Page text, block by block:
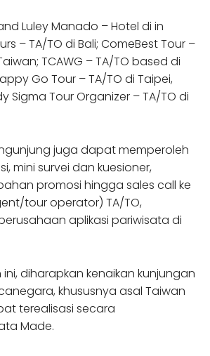
Luley Manado – Hotel di in
– TA/TO di Bali; ComeBest Tour –
TCAWG – TA/TO based di
Go Tour – TA/TO di Taipei,
Sigma Tour Organizer – TA/TO di
juga dapat memperoleh
mini survei dan kuesioner,
promosi hingga sales call ke
tour operator) TA/TO,
aplikasi pariwisata di
ini, diharapkan kenaikan kunjungan
khususnya asal Taiwan
terealisasi secara
Made.